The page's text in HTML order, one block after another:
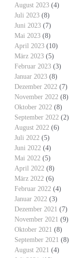
August 2023 (4)
Juli 2023 (8)
Juni 2023 (7)
Mai 2023 (8)
April 2023 (10)
März 2023 (5)
Februar 2023 (3)
Januar 2023 (8)
Dezember 2022 (7)
November 2022 (8)
Oktober 2022 (8)
September 2022 (2)
August 2022 (6)
Juli 2022 (5)
Juni 2022 (4)
Mai 2022 (5)
April 2022 (8)
März 2022 (6)
Februar 2022 (4)
Januar 2022 (3)
Dezember 2021 (7)
November 2021 (9)
Oktober 2021 (8)
September 2021 (8)
August 2021 (4)